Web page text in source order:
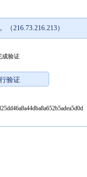
216.73.216.213）
成验证